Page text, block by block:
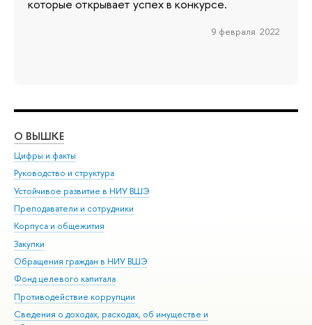
которые открывает успех в конкурсе.
9 февраля 2022
О ВЫШКЕ
Цифры и факты
Руководство и структура
Устойчивое развитие в НИУ ВШЭ
Преподаватели и сотрудники
Корпуса и общежития
Закупки
Обращения граждан в НИУ ВШЭ
Фонд целевого капитала
Противодействие коррупции
Сведения о доходах, расходах, об имуществе и